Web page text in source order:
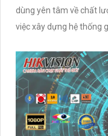
dùng yên tâm về chất
việc xây dựng hệ thống